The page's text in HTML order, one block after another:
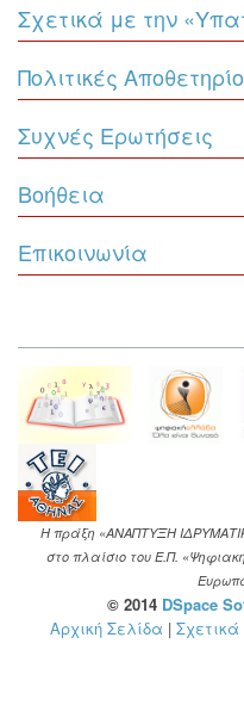
Σχετικά με την
Πολιτικές
Συχνές Ερωτήσεις
Βοήθεια
Επικοινωνία
Η πράξη «ΑΝΑΠΤΥΞΗ
στο πλαίσιο του Ε.Π.
© 2014 DSpace
Αρχική Σελίδα |